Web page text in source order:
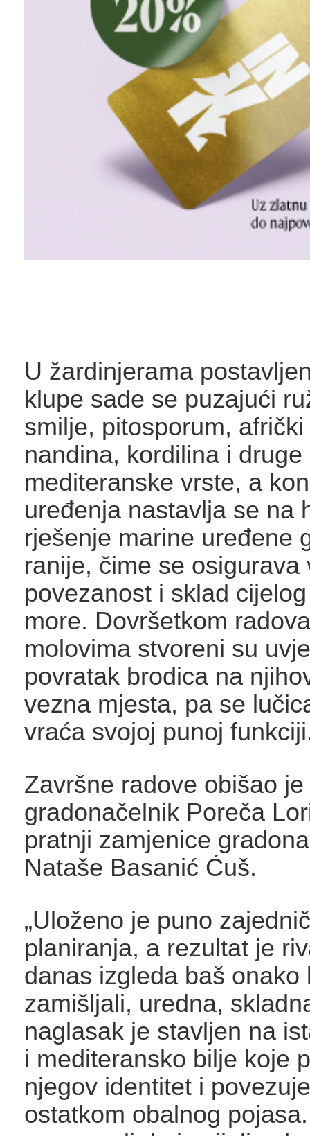
U žardinjerama
klupe sade se puzajući
smilje, pitosporum,
nandina, kordilina i druge
mediteranske vrste, a
uređenja nastavlja se na
rješenje marine uređene
ranije, čime se osigurava
povezanost i sklad
more. Dovršetkom
molovima stvoreni su
povratak brodica na
vezna mjesta, pa se
vraća svojoj punoj
Završne radove obišao je
gradonačelnik Poreča
pratnji zamjenice
Nataše Basanić Ćuš.
„Uloženo je puno
planiranja, a rezultat je
danas izgleda baš onako
zamišljali, uredna,
naglasak je stavljen na
i mediteransko bilje koje
njegov identitet i
ostatkom obalnog